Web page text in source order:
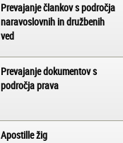
Prevajanje člankov s področja
naravoslovnih in družbenih
ved
Prevajanje dokumentov s
področja prava
Apostille žig